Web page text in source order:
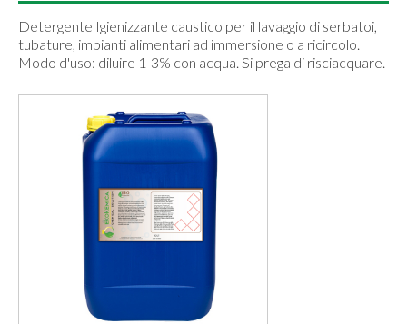
Detergente Igienizzante caustico per il lavaggio di serbatoi,
tubature, impianti alimentari ad immersione o a ricircolo.
Modo d'uso: diluire 1-3% con acqua. Si prega di risciacquare.